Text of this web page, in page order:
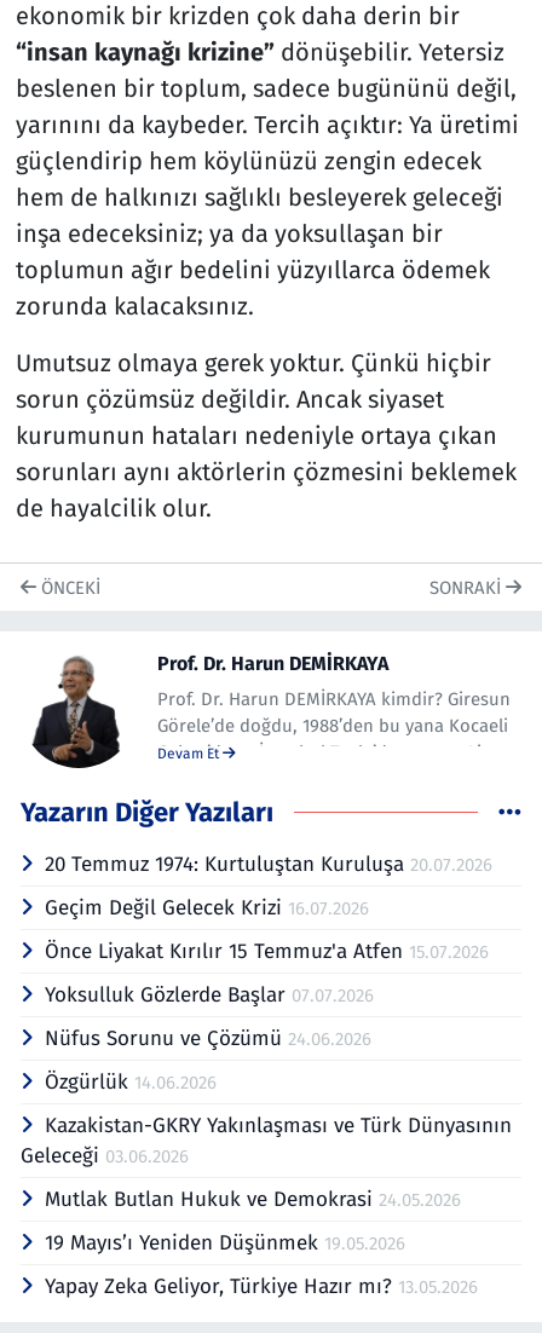
ekonomik bir krizden çok daha derin bir
“insan kaynağı krizine”dönüşebilir. Yetersiz
beslenen bir toplum, sadece bugününü değil,
yarınını da kaybeder. Tercih açıktır: Ya üretimi
güçlendirip hem köylünüzü zengin edecek
hem de halkınızı sağlıklı besleyerek geleceği
inşa edeceksiniz; ya da yoksullaşan bir
toplumun ağır bedelini yüzyıllarca ödemek
zorunda kalacaksınız.
Umutsuz olmaya gerek yoktur. Çünkü hiçbir
sorun çözümsüz değildir. Ancak siyaset
kurumunun hataları nedeniyle ortaya çıkan
sorunları aynı aktörlerin çözmesini beklemek
de hayalcilik olur.
ÖNCEKI SONRAKI
Prof. Dr. Harun DEMİRKAYA
Prof. Dr. Harun DEMİRKAYA kimdir? Giresun
Görele’de doğdu, 1988’den bu yana Kocaeli
Gebze’de ve İstanbul Tuzla’da yaşıyor. Lisans
doktorayı İstanbul Üniversitesinde (Personel
Öğretim Görevlisi, 2001’de Yardımcı Doçent,
Kaynakları Yönetimi ABD’nda Profesör
unvanı aldı. Gebze Yüksek Teknoloji
Enstitüsü, Kocaeli Üniversitesi ve İstanbul
Arel Üniversitesinde öğretim üyeliği yaptı.
(10 yıla yakın rakipsiz tek bölüm olarak
Bölüm Başkanlığı, Meslek Yüksekokulu
Müdürlüğü, Turizm ve Otelcilik Yüksekokulu
Fakültesi Dekanlığı görevleri yaptı. Rektör
danışmanlıklarında da bulundu. Akademi
öncesi Sosyal Sigortalar Kurumu’nda
yöneticilik yaptı. Türk Silahlı Kuvvetleri’nde
Devam Et
Yazarın Diğer Yazıları
20 Temmuz 1974: Kurtuluştan Kuruluşa 20.07.2026
Geçim Değil Gelecek Krizi 16.07.2026
Önce Liyakat Kırılır 15 Temmuz'a Atfen 15.07.2026
Yoksulluk Gözlerde Başlar 07.07.2026
Nüfus Sorunu ve Çözümü 24.06.2026
Özgürlük 14.06.2026
Kazakistan-GKRY Yakınlaşması ve Türk Dünyasının
Geleceği 03.06.2026
Mutlak Butlan Hukuk ve Demokrasi 24.05.2026
19 Mayıs’ı Yeniden Düşünmek 19.05.2026
Yapay Zeka Geliyor, Türkiye Hazır mı? 13.05.2026